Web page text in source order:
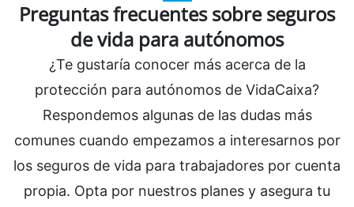
Preguntas frecuentes sobre seguros
de vida para autónomos
¿Te gustaría conocer más acerca de la
protección para autónomos de VidaCaixa?
Respondemos algunas de las dudas más
comunes cuando empezamos a interesarnos por
los seguros de vida para trabajadores por cuenta
propia. Opta por nuestros planes y asegura tu